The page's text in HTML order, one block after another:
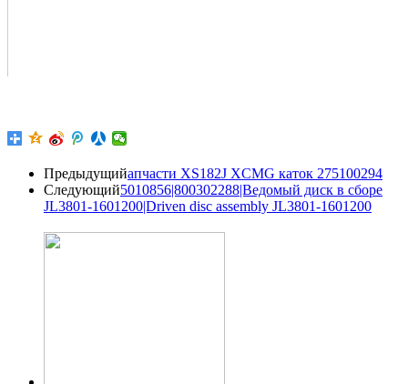
Предыдущийапчасти XS182J XCMG каток 275100294
Следующий5010856|800302288|Ведомый диск в сборе
JL3801-1601200|Driven disc assembly JL3801-1601200